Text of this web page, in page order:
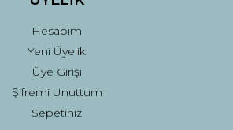
Hesabım
Yeni Üyelik
Üye Girişi
Şifremi Unuttum
Sepetiniz